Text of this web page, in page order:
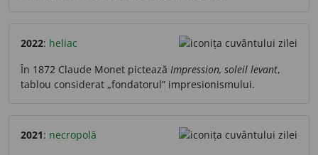
2022: heliac
În 1872 Claude Monet pictează Impression, soleil levant,
tablou considerat „fondatorul” impresionismului.
2021: necropolă